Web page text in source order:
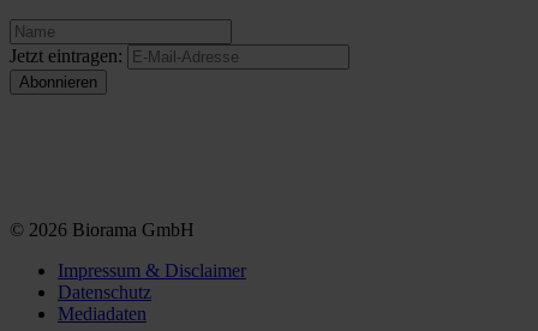
Jetzt eintragen:
© 2026 Biorama GmbH
Impressum & Disclaimer
Datenschutz
Mediadaten